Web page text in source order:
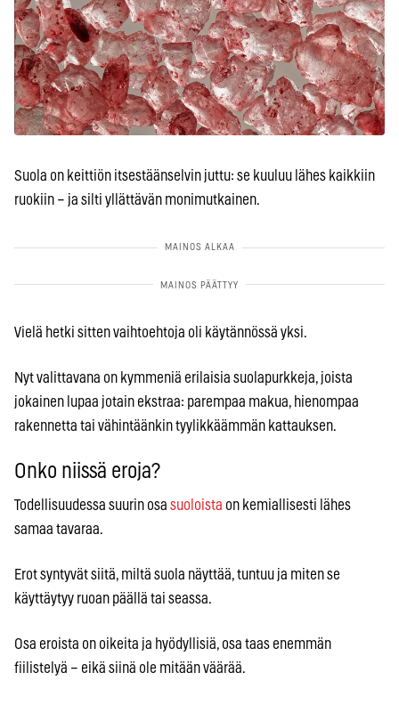
Suola on keittiön itsestäänselvin juttu: se kuuluu lähes kaikkiin
ruokiin – ja silti yllättävän monimutkainen.
Vielä hetki sitten vaihtoehtoja oli käytännössä yksi.
Nyt valittavana on kymmeniä erilaisia suolapurkkeja, joista
jokainen lupaa jotain ekstraa: parempaa makua, hienompaa
rakennetta tai vähintäänkin tyylikkäämmän kattauksen.
Onko niissä eroja?
Todellisuudessa suurin osa suoloista on kemiallisesti lähes
samaa tavaraa.
Erot syntyvät siitä, miltä suola näyttää, tuntuu ja miten se
käyttäytyy ruoan päällä tai seassa.
Osa eroista on oikeita ja hyödyllisiä, osa taas enemmän
fiilistelyä – eikä siinä ole mitään väärää.